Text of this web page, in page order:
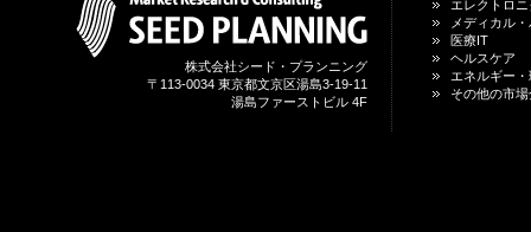
株式会社シード・プランニング
〒113-0034 東京都文京区湯島3-19-11
湯島ファーストビル 4F
エレクトロ
メディカル
医療IT
ヘルスケア
エネルギー
その他の市